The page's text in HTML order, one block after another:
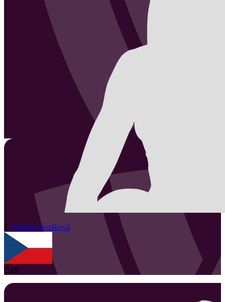
1 Viktorie Šestáková
CZE